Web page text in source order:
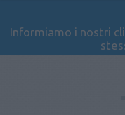
Informiamo i nostri